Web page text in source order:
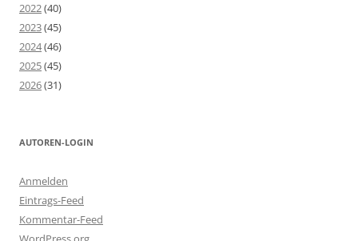
2022(40)
2023(45)
2024(46)
2025(45)
2026(31)
AUTOREN-LOGIN
Anmelden
Eintrags-Feed
Kommentar-Feed